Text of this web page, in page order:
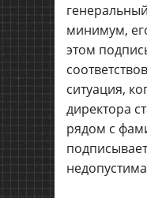
минимум,
этом
ситуация,
директора
рядом с